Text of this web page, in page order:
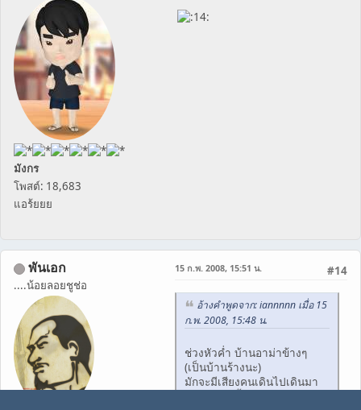
มังกร
โพสต์: 18,683
แอร้ยยย
พันเอก
....น้อยลอยชูช่อ
#14
15 ก.พ. 2008, 15:51 น.
อ้างคำพูดจาก: iannnnn เมื่อ 15
ก.พ. 2008, 15:48 น.
ช่วงหัวค่ำ บ้านอาม่าข้างๆ
(เป็นบ้านร้างนะ)
มักจะมีเสียงคนเดินไปเดินมา